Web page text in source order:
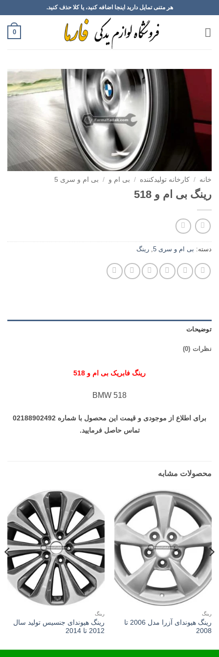
to
content
هر متنی تمایل دارید اینجا اضافه کنید، یا کلا حذف کنید.
0
خانه / کارخانه تولیدکننده / بی ام و / بی ام و سری 5
رینگ بی ام و 518
دسته: بی ام و سری 5 , رینگ
توضیحات
نظرات (0)
رینگ فابریک بی ام و 518
BMW 518
برای اطلاع از موجودی و قیمت این محصول با شماره 02188902492
تماس حاصل فرمایید.
محصولات مشابه
رینگ
رینگ هیوندای آزرا مدل 2006 تا
2008
رینگ
رینگ هیوندای جنسیس تولید سال
2012 تا 2014